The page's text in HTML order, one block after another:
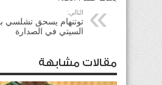
التالي:
توتنهام يسحق تشلسي
السيتي في الصدارة
مقالات مشابهة